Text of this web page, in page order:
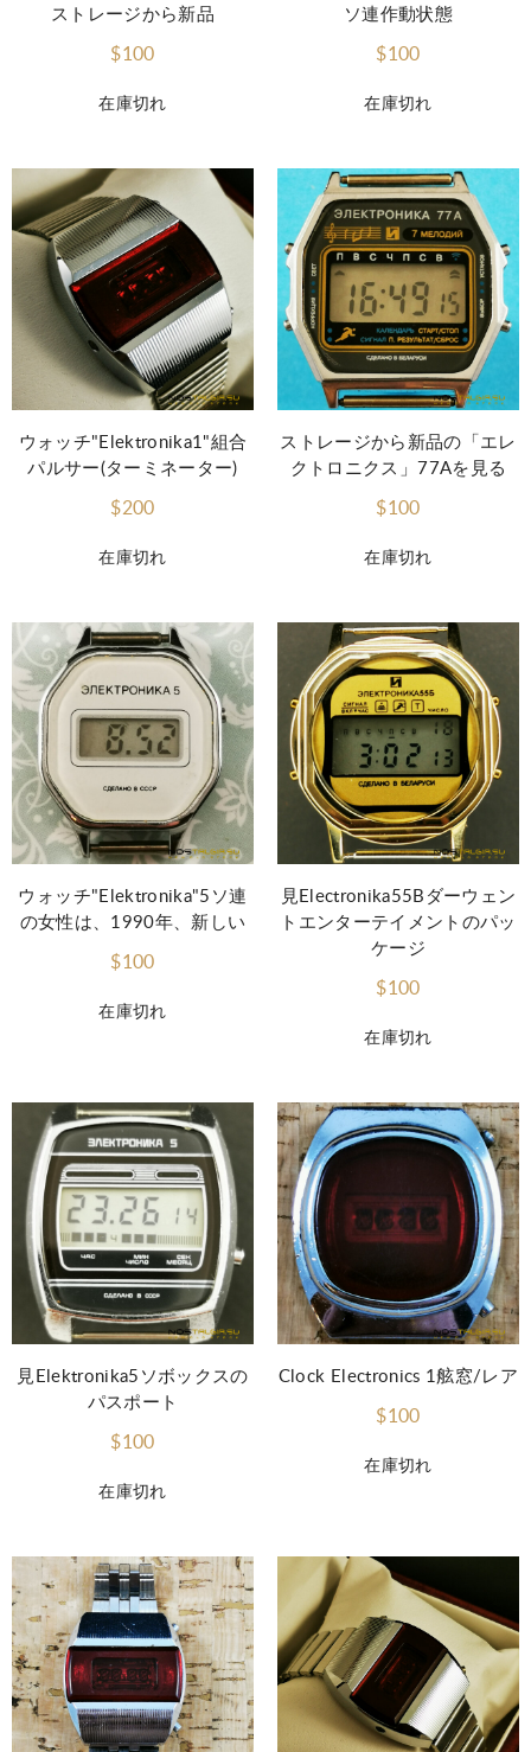
在庫切れ
ストレージから新品
$100
在庫切れ
ソ連作動状態
$100
在庫切れ
ウォッチ"Elektronika1"組合
パルサー(ターミネーター)
$200
在庫切れ
ストレージから新品の「エレ
クトロニクス」77Aを見る
$100
在庫切れ
ウォッチ"Elektronika"5ソ連
の女性は、1990年、新しい
$100
在庫切れ
見Electronika55Bダーウェン
トエンターテイメントのパッ
ケージ
$100
在庫切れ
見Elektronika5ソボックスの
パスポート
$100
在庫切れ
Clock Electronics 1舷窓/レア
$100